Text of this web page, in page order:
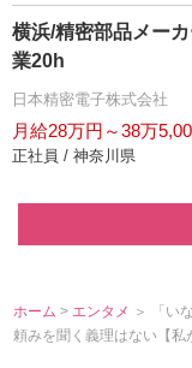
横浜/精密部品メー
業20h
日本精密電子株式会社
月給28万円～38万
正社員 / 神奈川県
ホーム > エンタメ ＞ 「い
頼みを聞く義理はない【私